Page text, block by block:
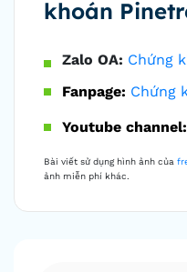
khoán
Zalo OA: Chứng
Fanpage: Chứng
Youtube channel:
Bài viết sử dụng hình ảnh của
ảnh miễn phí khác.